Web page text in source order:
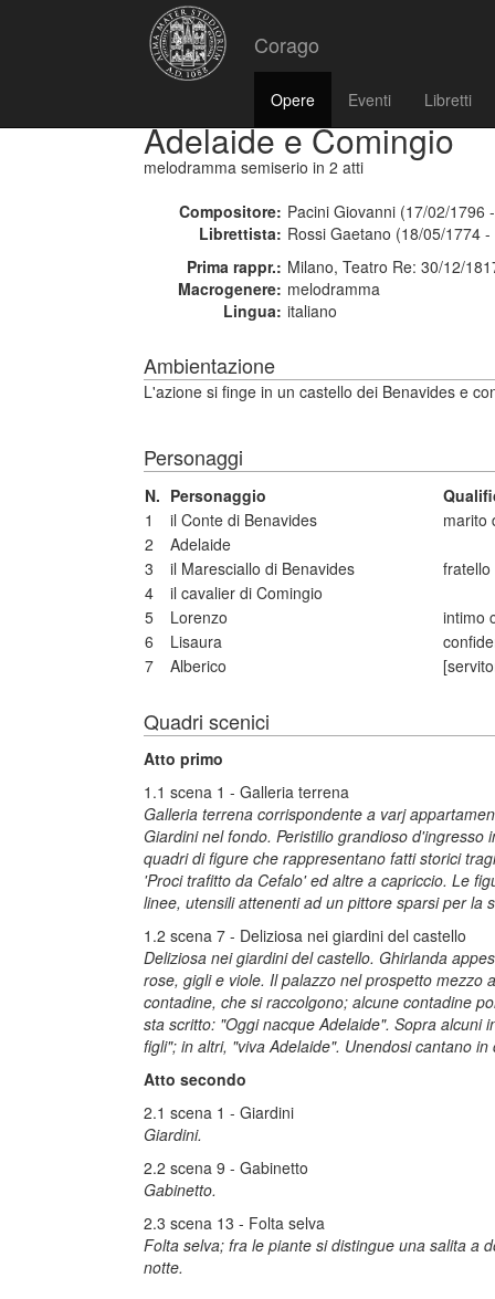
Corago
Opere Eventi Libretti
Adelaide e Comingio
melodramma semiserio in 2 atti
Compositore: Pacini Giovanni (17/02/1796
Librettista: Rossi Gaetano (18/05/1774
Prima rappr.: Milano, Teatro Re: 30/12/
Macrogenere: melodramma
Lingua: italiano
Ambientazione
L'azione si finge in un castello dei Benavides e
Personaggi
N. Personaggio
1
il Conte di Benavides
marito
2
Adelaide
3
il Maresciallo di Benavides
fratello
4
il cavalier di Comingio
5
Lorenzo
intimo
6
Lisaura
7
Alberico
Quadri scenici
Atto primo
1.1 scena 1 - Galleria terrena
Galleria terrena corrispondente a varj
Giardini nel fondo. Peristilio grandioso
quadri di figure che rappresentano fatti storici
'Proci trafitto da Cefalo' ed altre a capriccio. Le
linee, utensili attenenti ad un pittore sparsi per la
1.2 scena 7 - Deliziosa nei giardini del castello
Deliziosa nei giardini del castello. Ghirlanda
rose, gigli e viole. Il palazzo nel prospetto mezzo
contadine, che si raccolgono; alcune contadine
sta scritto: "Oggi nacque Adelaide". Sopra alcuni
figli"; in altri, "viva Adelaide". Unendosi cantano in
Atto secondo
2.1 scena 1 - Giardini
Giardini.
2.2 scena 9 - Gabinetto
Gabinetto.
2.3 scena 13 - Folta selva
Folta selva; fra le piante si distingue una salita a
notte.